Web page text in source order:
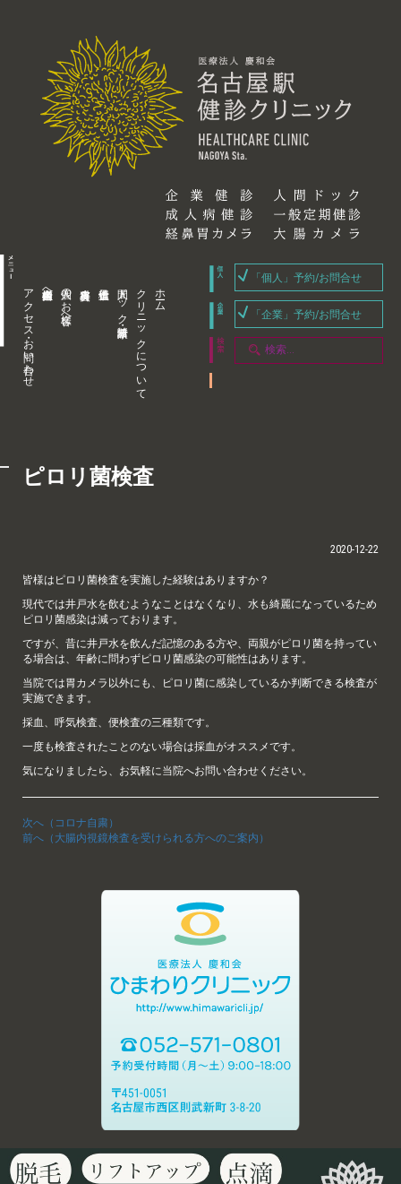
アクセス・お問い合わせ 企業内担当者様へ 個人のお客様へ 人間ドック・健康診断 クリニックについて ホーム
「個人」予約/お問合せ
「企業」予約/お問合せ
ピロリ菌検査
2020-12-22
皆様はピロリ菌検査を実施した経験はありますか？
現代では井戸水を飲むようなことはなくなり、水も綺麗になっているため
ピロリ菌感染は減っております。
ですが、昔に井戸水を飲んだ記憶のある方や、両親がピロリ菌を持ってい
る場合は、年齢に問わずピロリ菌感染の可能性はあります。
当院では胃カメラ以外にも、ピロリ菌に感染しているか判断できる検査が
実施できます。
採血、呼気検査、便検査の三種類です。
一度も検査されたことのない場合は採血がオススメです。
気になりましたら、お気軽に当院へお問い合わせください。
次へ（コロナ自粛）
前へ（大腸内視鏡検査を受けられる方へのご案内）